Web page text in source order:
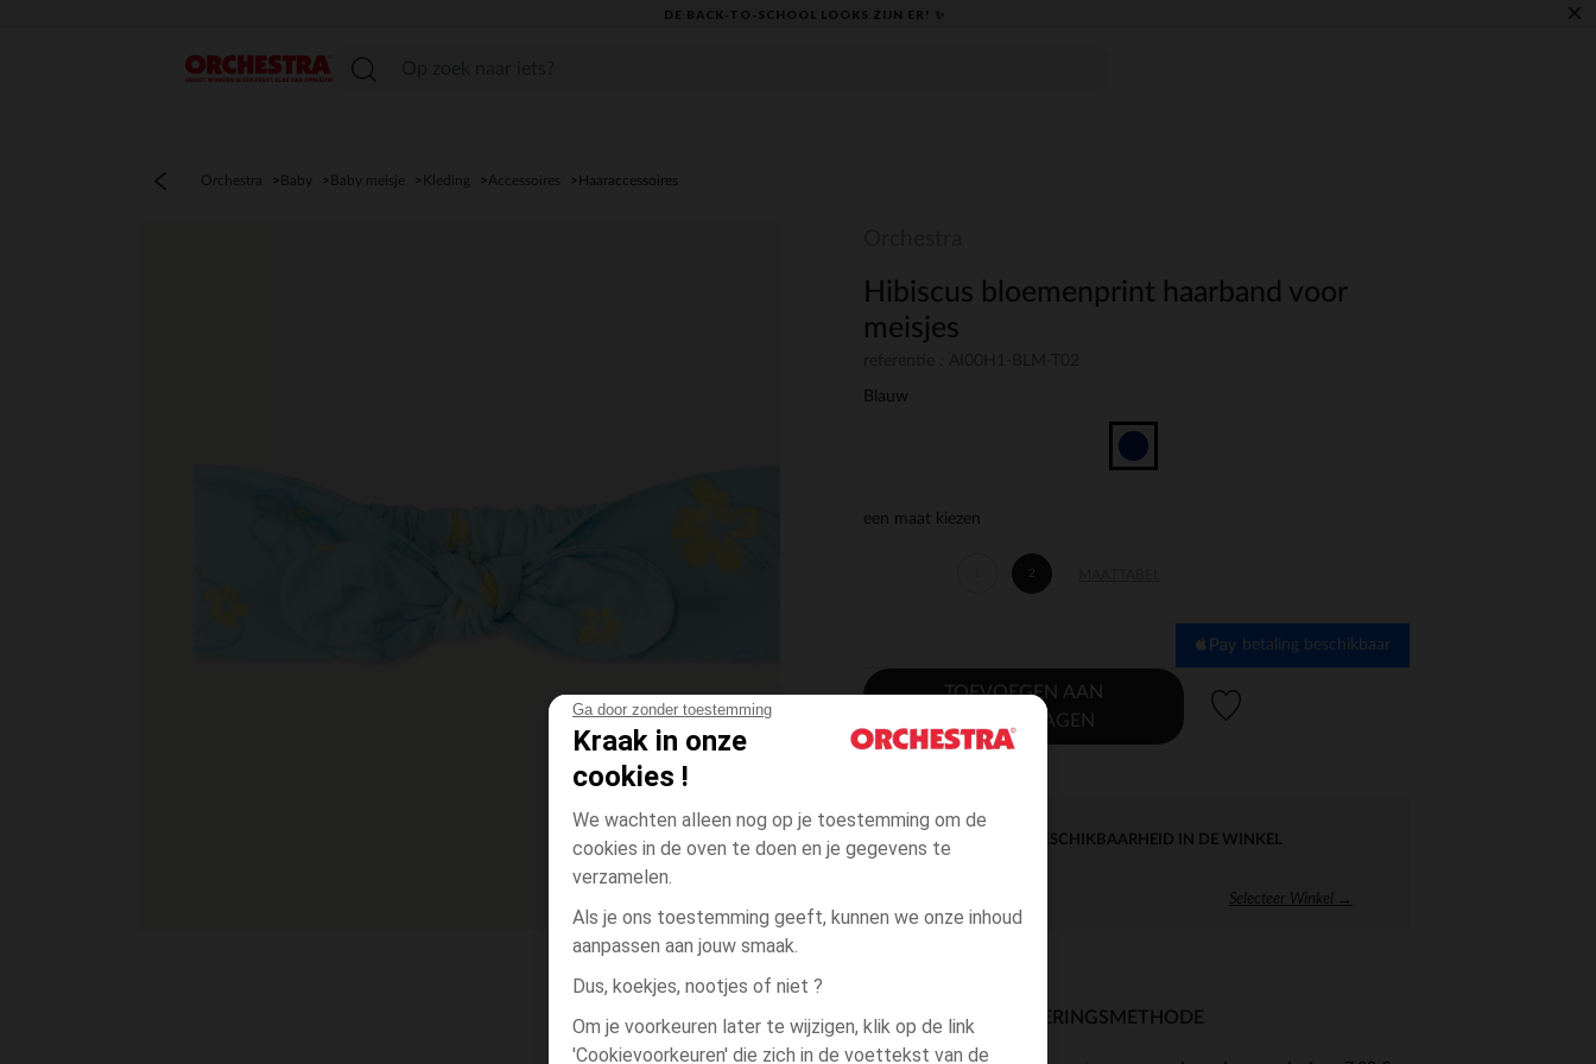
Ga door zonder toestemming
Kraak in onze
cookies !
We wachten alleen nog op je toestemming om de
cookies in de oven te doen en je gegevens te
verzamelen.
Als je ons toestemming geeft, kunnen we onze inhoud
aanpassen aan jouw smaak.
Dus, koekjes, nootjes of niet ?
Om je voorkeuren later te wijzigen, klik op de link
'Cookievoorkeuren' die zich in de voettekst van de
DE BACK-TO-SCHOOL LOOKS ZIJN ER! ✨ ×
menu
Orchestra Baby Baby meisje Kleding Accessoires Haaraccessoires
Hibiscus bloemenprint haarband voor
meisjes
Blauw
een maat kiezen
2
betaling beschikbaar
TOEVOEGEN AAN
WINKELWAGEN
DIRECTE BESCHIKBAARHEID IN DE WINKEL
Selecteer Winkel →
BESCHIKBAARE LEVERINGSMETHODE